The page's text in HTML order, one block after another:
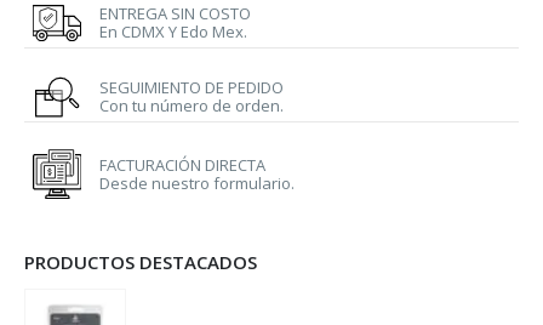
ENTREGA SIN COSTO
En CDMX Y Edo Mex.
SEGUIMIENTO DE PEDIDO
Con tu número de orden.
FACTURACIÓN DIRECTA
Desde nuestro formulario.
PRODUCTOS DESTACADOS